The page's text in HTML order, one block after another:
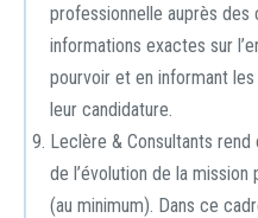
professionnelle auprès des
informations exactes sur
pourvoir et en informant
leur candidature.
Leclère & Consultants
de l’évolution de la mission
(au minimum). Dans ce